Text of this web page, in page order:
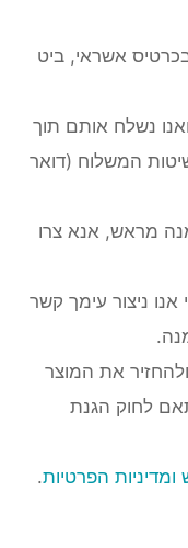
אשראי, ביט
נשלח אותם תוך
המשלוח (דואר
מראש, אנא צרו
ניצור עימך קשר
את העסקה תוך 14 יום ולהחזיר את המוצר
לחוק הגנת
הפרטיות.